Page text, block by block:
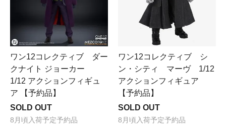
ワン12コレクティブ ダー
クナイト ジョーカー
1/12 アクションフィギュ
ア 【予約品】
SOLD OUT
8月頃入荷予定予約品
ワン12コレクティブ シ
ン・シティ マーヴ 1/12
アクションフィギュア
【予約品】
SOLD OUT
8月頃入荷予定予約品